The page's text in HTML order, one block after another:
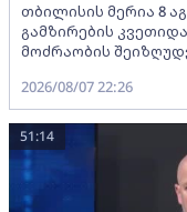
თბილისის მერია 8
გამზირების
მოძრაობის
2026/08/07 22:26
51:14